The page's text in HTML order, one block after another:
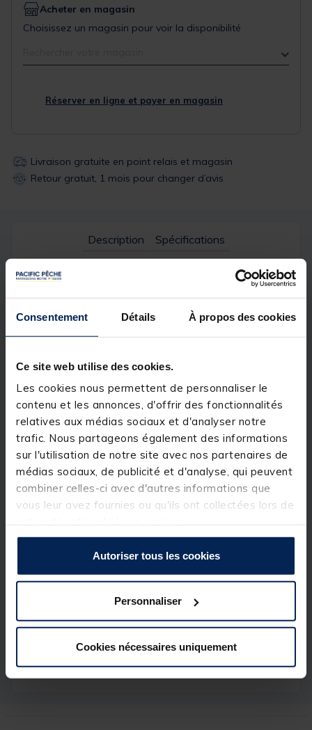
Consentement Détails À propos des cookies
Ce site web utilise des cookies.
Les cookies nous permettent de personnaliser le
contenu et les annonces, d'offrir des fonctionnalités
relatives aux médias sociaux et d'analyser notre
trafic. Nous partageons également des informations
sur l'utilisation de notre site avec nos partenaires de
médias sociaux, de publicité et d'analyse, qui peuvent
combiner celles-ci avec d'autres informations que
vous leur avez fournies ou qu'ils ont collectées lors de
Autoriser tous les cookies
Personnaliser
Cookies nécessaires uniquement
Acheter en magasin
Choisissez un magasin pour voir la disponibilité
Réserver en ligne et payer en magasin
Livraison gratuite en point relais et magasin
Retour gratuit, 1 mois pour changer d’avis
Description Spécifications
Description
• Couleur transparente
• Très faible élasticité
• Coule très vite
• Très haute résistance à la casse
Détails
Diamètre: 0,128 mm
Spécifications
Réf.
237981-1
Marque
RIVE